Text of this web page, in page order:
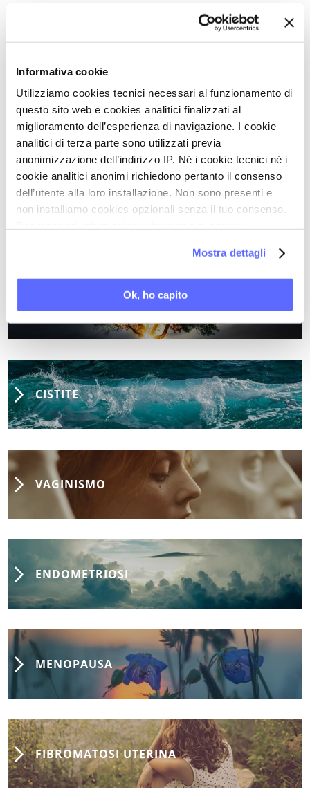
Informativa cookie
Utilizziamo cookies tecnici necessari al funzionamento di
questo sito web e cookies analitici finalizzati al
miglioramento dell’esperienza di navigazione. I cookie
analitici di terza parte sono utilizzati previa
anonimizzazione dell’indirizzo IP. Né i cookie tecnici né i
cookie analitici anonimi richiedono pertanto il consenso
dell’utente alla loro installazione. Non sono presenti e
non installiamo cookies opzionali senza il tuo consenso.
Mostra dettagli
Ok, ho capito
VAI ALLE CATEGORIE
TEMIPRINCIPALI
DOLORE VULVARE
INFIAMMAZIONE E DOLORE CRONICO
CISTITE
VAGINISMO
ENDOMETRIOSI
MENOPAUSA
FIBROMATOSI UTERINA